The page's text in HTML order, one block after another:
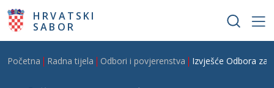
Skoči na glavni sadržaj
HRVATSKI
SABOR
Breadcrumb
Početna Radna tijela Odbori i povjerenstva Izvješće Odbora za